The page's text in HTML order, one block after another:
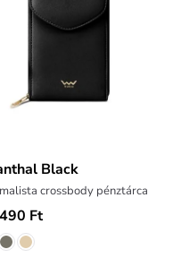
Black
crossbody pénztárca
Ft